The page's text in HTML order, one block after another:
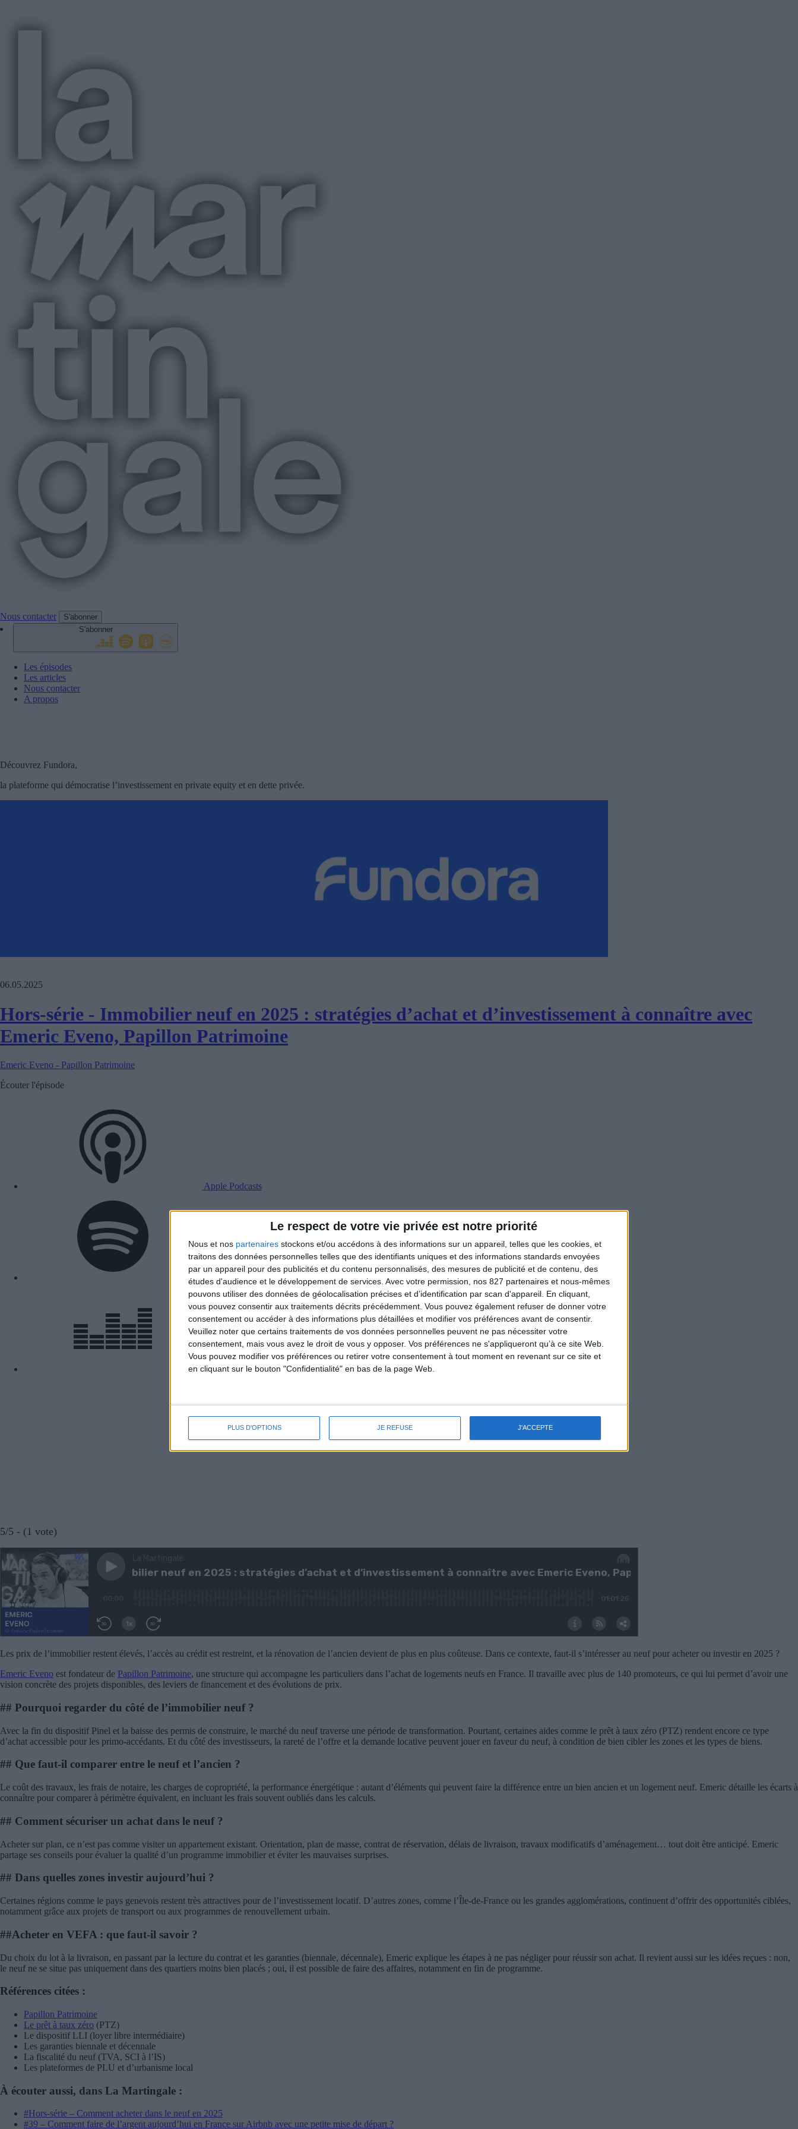
Le respect de votre vie privée est notre priorité
Nous et nos partenaires stockons et/ou accédons à des informations sur un appareil, telles que les cookies, et
traitons des données personnelles telles que des identifiants uniques et des informations standards envoyées
par un appareil pour des publicités et du contenu personnalisés, des mesures de publicité et de contenu, des
études d'audience et le développement de services. Avec votre permission, nos 827 partenaires et nous-mêmes
pouvons utiliser des données de géolocalisation précises et d’identification par scan d'appareil. En cliquant,
vous pouvez consentir aux traitements décrits précédemment. Vous pouvez également refuser de donner votre
consentement ou accéder à des informations plus détaillées et modifier vos préférences avant de consentir.
Veuillez noter que certains traitements de vos données personnelles peuvent ne pas nécessiter votre
consentement, mais vous avez le droit de vous y opposer. Vos préférences ne s'appliqueront qu’à ce site Web.
Vous pouvez modifier vos préférences ou retirer votre consentement à tout moment en revenant sur ce site et
en cliquant sur le bouton "Confidentialité" en bas de la page Web.
PLUS D'OPTIONS JE REFUSE J'ACCEPTE
Nous contacter
S'abonner
S'abonner
Les épisodes
Les articles
Nous contacter
A propos
Découvrez Fundora,
la plateforme qui démocratise l’investissement en private equity et en dette privée.
06.05.2025
Hors-série - Immobilier neuf en 2025 : stratégies d’achat et d’investissement à connaître avec
Emeric Eveno, Papillon Patrimoine
Emeric Eveno - Papillon Patrimoine
Écouter l'épisode
Apple Podcasts
Spotify
Deezer
5/5 - (1 vote)
Les prix de l’immobilier restent élevés, l’accès au crédit est restreint, et la rénovation de l’ancien devient de plus en plus coûteuse. Dans ce contexte, faut-il s’intéresser au neuf pour acheter ou investir en 2025 ?
Emeric Eveno est fondateur de Papillon Patrimoine, une structure qui accompagne les particuliers dans l’achat de logements neufs en France. Il travaille avec plus de 140 promoteurs, ce qui lui permet d’avoir une
vision concrète des projets disponibles, des leviers de financement et des évolutions de prix.
## Pourquoi regarder du côté de l’immobilier neuf ?
Avec la fin du dispositif Pinel et la baisse des permis de construire, le marché du neuf traverse une période de transformation. Pourtant, certaines aides comme le prêt à taux zéro (PTZ) rendent encore ce type
d’achat accessible pour les primo-accédants. Et du côté des investisseurs, la rareté de l’offre et la demande locative peuvent jouer en faveur du neuf, à condition de bien cibler les zones et les types de biens.
## Que faut-il comparer entre le neuf et l’ancien ?
Le coût des travaux, les frais de notaire, les charges de copropriété, la performance énergétique : autant d’éléments qui peuvent faire la différence entre un bien ancien et un logement neuf. Emeric détaille les écarts à
connaître pour comparer à périmètre équivalent, en incluant les frais souvent oubliés dans les calculs.
## Comment sécuriser un achat dans le neuf ?
Acheter sur plan, ce n’est pas comme visiter un appartement existant. Orientation, plan de masse, contrat de réservation, délais de livraison, travaux modificatifs d’aménagement… tout doit être anticipé. Emeric
partage ses conseils pour évaluer la qualité d’un programme immobilier et éviter les mauvaises surprises.
## Dans quelles zones investir aujourd’hui ?
Certaines régions comme le pays genevois restent très attractives pour de l’investissement locatif. D’autres zones, comme l’Île-de-France ou les grandes agglomérations, continuent d’offrir des opportunités ciblées,
notamment grâce aux projets de transport ou aux programmes de renouvellement urbain.
##Acheter en VEFA : que faut-il savoir ?
Du choix du lot à la livraison, en passant par la lecture du contrat et les garanties (biennale, décennale), Emeric explique les étapes à ne pas négliger pour réussir son achat. Il revient aussi sur les idées reçues : non,
le neuf ne se situe pas uniquement dans des quartiers moins bien placés ; oui, il est possible de faire des affaires, notamment en fin de programme.
Références citées :
Papillon Patrimoine
Le prêt à taux zéro (PTZ)
Le dispositif LLI (loyer libre intermédiaire)
Les garanties biennale et décennale
La fiscalité du neuf (TVA, SCI à l’IS)
Les plateformes de PLU et d’urbanisme local
À écouter aussi, dans La Martingale :
#Hors-série – Comment acheter dans le neuf en 2025
#39 – Comment faire de l’argent aujourd’hui en France sur Airbnb avec une petite mise de départ ?